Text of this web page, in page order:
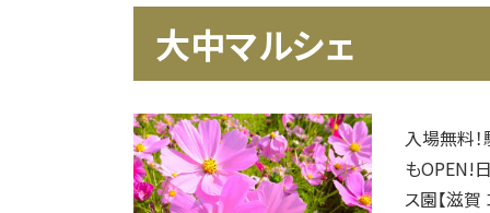
大中マルシェ
入場無料
もOPEN!
ス園【滋賀